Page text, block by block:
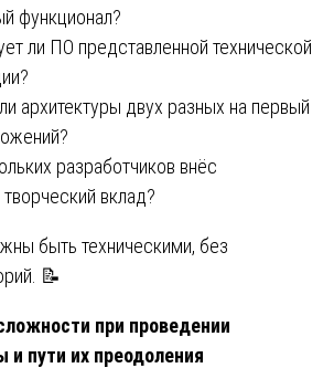
функционал?
ли ПО представленной технической
архитектуры двух разных на первый
разработчиков внёс
вклад?
быть техническими, без
📝
при проведении
и пути их преодоления